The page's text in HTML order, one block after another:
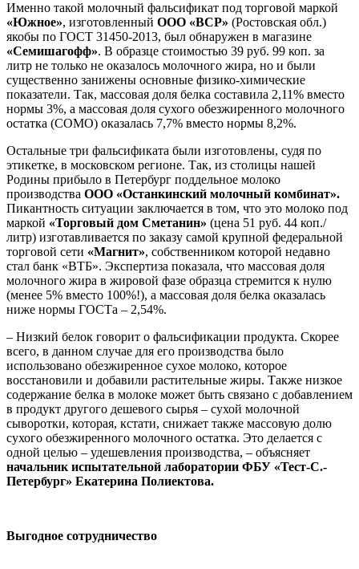
Именно такой молочный фальсификат под торговой маркой
«Южное», изготовленный ООО «ВСР» (Ростовская обл.)
якобы по ГОСТ 31450-2013, был обнаружен в магазине
«Семишагофф». В образце стоимостью 39 руб. 99 коп. за
литр не только не оказалось молочного жира, но и были
существенно занижены основные физико-химические
показатели. Так, массовая доля белка составила 2,11% вместо
нормы 3%, а массовая доля сухого обезжиренного молочного
остатка (СОМО) оказалась 7,7% вместо нормы 8,2%.
Остальные три фальсификата были изготовлены, судя по
этикетке, в московском регионе. Так, из столицы нашей
Родины прибыло в Петербург поддельное молоко
производства ООО «Останкинский молочный комбинат».
Пикантность ситуации заключается в том, что это молоко под
маркой «Торговый дом Сметанин» (цена 51 руб. 44 коп./
литр) изготавливается по заказу самой крупной федеральной
торговой сети «Магнит», собственником которой недавно
стал банк «ВТБ». Экспертиза показала, что массовая доля
молочного жира в жировой фазе образца стремится к нулю
(менее 5% вместо 100%!), а массовая доля белка оказалась
ниже нормы ГОСТа – 2,54%.
– Низкий белок говорит о фальсификации продукта. Скорее
всего, в данном случае для его производства было
использовано обезжиренное сухое молоко, которое
восстановили и добавили растительные жиры. Также низкое
содержание белка в молоке может быть связано с добавлением
в продукт другого дешевого сырья – сухой молочной
сыворотки, которая, кстати, снижает также массовую долю
сухого обезжиренного молочного остатка. Это делается с
одной целью – удешевления производства, – объясняет
начальник испытательной лаборатории ФБУ «Тест-С.-
Петербург» Екатерина Полиектова.
Выгодное сотрудничество